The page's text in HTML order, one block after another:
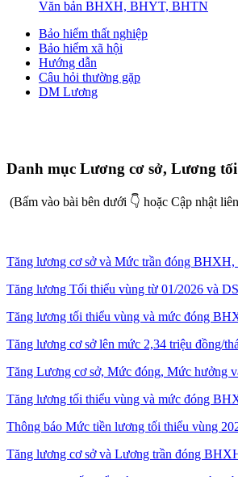
Văn bản BHXH, BHYT, BHTN
Bảo hiểm thất nghiệp
Bảo hiểm xã hội
Hướng dẫn
Câu hỏi thường gặp
DM Lương
Danh mục Lương cơ sở, Lương
(Bấm vào bài bên dưới 👇 hoặc Cập nhật
Tăng lương cơ sở và Mức trần đóng
Tăng lương Tối thiểu vùng từ 01/2026 và
Tăng lương tối thiểu vùng và mức đóng
Tăng lương cơ sở lên mức 2,34 triệu đồng/
Tăng Lương cơ sở, Mức đóng, Mức hưởng
Tăng lương tối thiểu vùng và mức đóng
Thông báo Mức tiền lương tối thiểu vùng
Tăng lương cơ sở và Lương trần đóng